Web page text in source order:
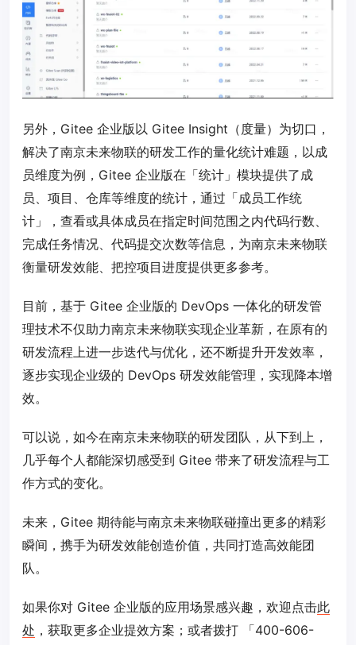
另外，Gitee 企业版以 Gitee Insight（度量）为切口，
解决了南京未来物联的研发工作的量化统计难题，以成
员维度为例，Gitee 企业版在「统计」模块提供了成
员、项目、仓库等维度的统计，通过「成员工作统
计」，查看或具体成员在指定时间范围之内代码行数、
完成任务情况、代码提交次数等信息，为南京未来物联
衡量研发效能、把控项目进度提供更多参考。
目前，基于 Gitee 企业版的 DevOps 一体化的研发管
理技术不仅助力南京未来物联实现企业革新，在原有的
研发流程上进一步迭代与优化，还不断提升开发效率，
逐步实现企业级的 DevOps 研发效能管理，实现降本增
效。
可以说，如今在南京未来物联的研发团队，从下到上，
几乎每个人都能深切感受到 Gitee 带来了研发流程与工
作方式的变化。
未来，Gitee 期待能与南京未来物联碰撞出更多的精彩
瞬间，携手为研发效能创造价值，共同打造高效能团
队。
如果你对 Gitee 企业版的应用场景感兴趣，欢迎点击此
处 ，获取更多企业提效方案；或者拨打 「400-606-